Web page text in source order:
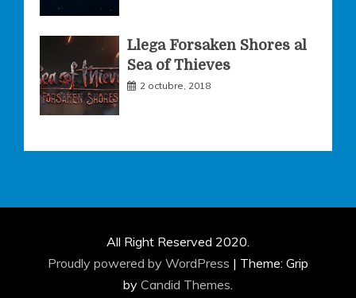
Llega Forsaken Shores al
Sea of Thieves
2 octubre, 2018
All Right Reserved 2020.
Proudly powered by WordPress | Theme: Grip
by Candid Themes.